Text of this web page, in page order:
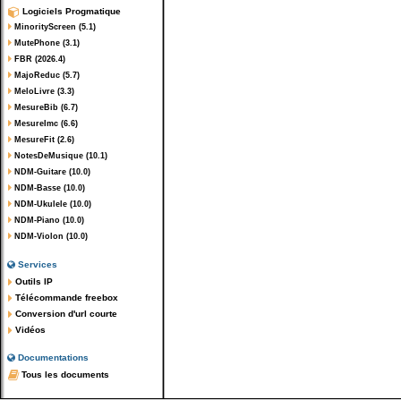
Logiciels Progmatique
MinorityScreen (5.1)
MutePhone (3.1)
FBR (2026.4)
MajoReduc (5.7)
MeloLivre (3.3)
MesureBib (6.7)
MesureImc (6.6)
MesureFit (2.6)
NotesDeMusique (10.1)
NDM-Guitare (10.0)
NDM-Basse (10.0)
NDM-Ukulele (10.0)
NDM-Piano (10.0)
NDM-Violon (10.0)
Services
Outils IP
Télécommande freebox
Conversion d'url courte
Vidéos
Documentations
Tous les documents